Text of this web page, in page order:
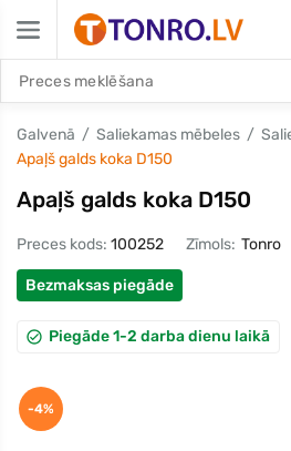
Galvenā Saliekamas mēbeles
Apaļš galds koka D150
Apaļš galds koka D150
Preces kods: 100252 Zīmols: Tonro
Bezmaksas piegāde
Piegāde 1-2 darba dienu laikā
-4%